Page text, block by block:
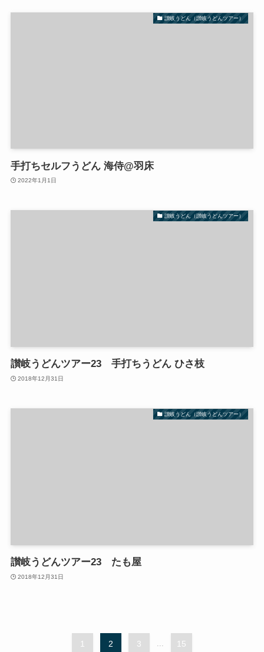
讃岐うどん（讃岐うどんツアー）
手打ちセルフうどん 海侍@羽床
2022年1月1日
讃岐うどん（讃岐うどんツアー）
讃岐うどんツアー23 手打ちうどん ひさ枝
2018年12月31日
讃岐うどん（讃岐うどんツアー）
讃岐うどんツアー23 たも屋
2018年12月31日
1 2 3 15